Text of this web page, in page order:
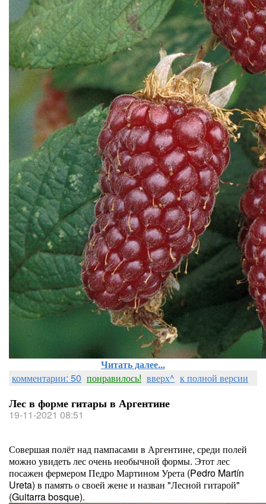
Читать далее...
комментарии: 50 понравилось! вверх^ к полной версии
Лес в форме гитары в Аргентине
19-11-2021 08:51
Совершая полёт над пампасами в Аргентине, среди полей
можно увидеть лес очень необычной формы. Этот лес
посажен фермером Педро Мартином Урета (Pedro Martín
Ureta) в память о своей жене и назван "Лесной гитарой"
(Guitarra bosque).